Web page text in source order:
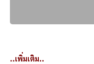
..เพิ่มเติม..